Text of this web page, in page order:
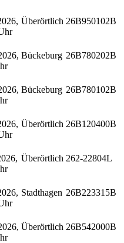
Überörtlich 26B950102B
Bückeburg 26B780202B
Bückeburg 26B780102B
Überörtlich 26B120400B
Überörtlich 262-22804L
Stadthagen 26B223315B
Überörtlich 26B542000B